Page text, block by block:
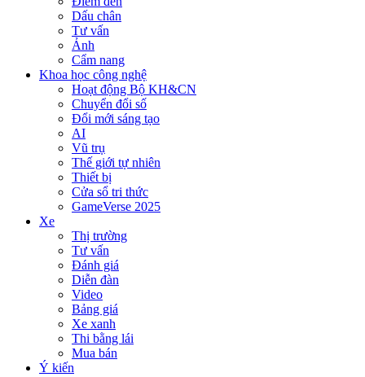
Dấu chân
Tư vấn
Ảnh
Cẩm nang
Khoa học công nghệ
Hoạt động Bộ KH&CN
Chuyển đổi số
Đổi mới sáng tạo
AI
Vũ trụ
Thế giới tự nhiên
Thiết bị
Cửa sổ tri thức
GameVerse 2025
Xe
Thị trường
Tư vấn
Đánh giá
Diễn đàn
Video
Bảng giá
Xe xanh
Thi bằng lái
Mua bán
Ý kiến